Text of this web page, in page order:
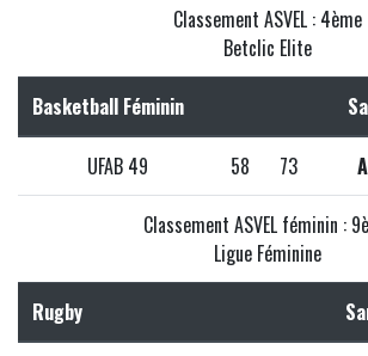
Classement ASVEL : 4ème
Betclic Elite
Basketball Féminin
UFAB 49 58 73
Classement ASVEL féminin :
Ligue Féminine
Rugby